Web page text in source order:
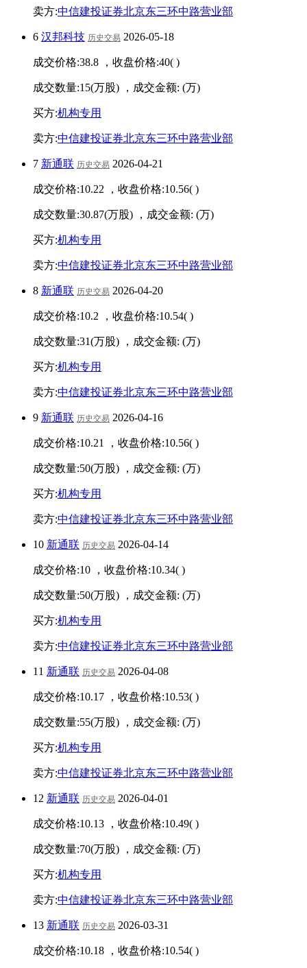
卖方:中信建投证券北京东三环中路营业部
6 汉邦科技 历史交易 2026-05-18
成交价格:38.8 ，收盘价格:40( )
成交数量:15(万股) ，成交金额: (万)
买方:机构专用
卖方:中信建投证券北京东三环中路营业部
7 新通联 历史交易 2026-04-21
成交价格:10.22 ，收盘价格:10.56( )
成交数量:30.87(万股) ，成交金额: (万)
买方:机构专用
卖方:中信建投证券北京东三环中路营业部
8 新通联 历史交易 2026-04-20
成交价格:10.2 ，收盘价格:10.54( )
成交数量:31(万股) ，成交金额: (万)
买方:机构专用
卖方:中信建投证券北京东三环中路营业部
9 新通联 历史交易 2026-04-16
成交价格:10.21 ，收盘价格:10.56( )
成交数量:50(万股) ，成交金额: (万)
买方:机构专用
卖方:中信建投证券北京东三环中路营业部
10 新通联 历史交易 2026-04-14
成交价格:10 ，收盘价格:10.34( )
成交数量:50(万股) ，成交金额: (万)
买方:机构专用
卖方:中信建投证券北京东三环中路营业部
11 新通联 历史交易 2026-04-08
成交价格:10.17 ，收盘价格:10.53( )
成交数量:55(万股) ，成交金额: (万)
买方:机构专用
卖方:中信建投证券北京东三环中路营业部
12 新通联 历史交易 2026-04-01
成交价格:10.13 ，收盘价格:10.49( )
成交数量:70(万股) ，成交金额: (万)
买方:机构专用
卖方:中信建投证券北京东三环中路营业部
13 新通联 历史交易 2026-03-31
成交价格:10.18 ，收盘价格:10.54( )